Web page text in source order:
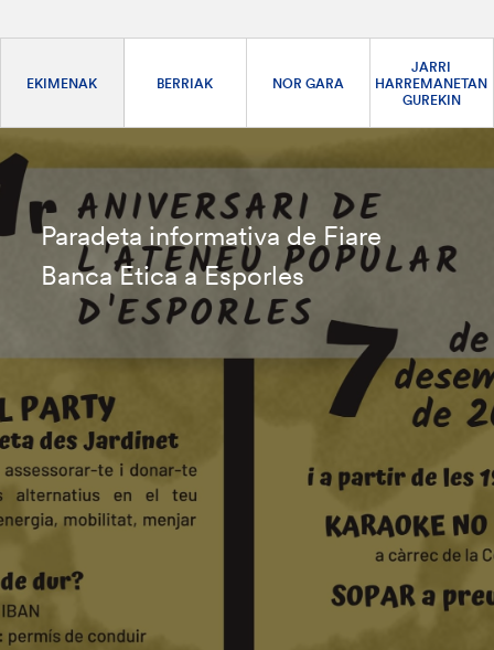
EKIMENAK BERRIAK NOR GARA
JARRI
HARREMANETAN
GUREKIN
Paradeta informativa de Fiare
Banca Etica a Esporles